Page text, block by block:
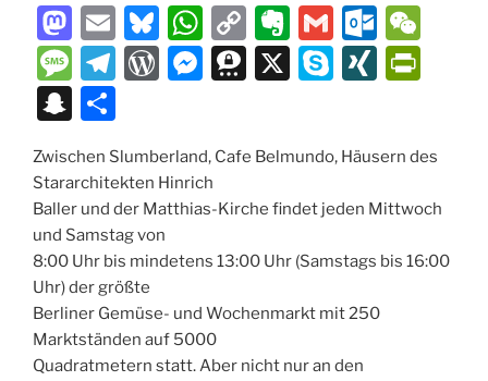
M
a
st
o
d
o
n
E
m
ai
Bl
u
e
k
y
W
h
at
A
p
C
o
p
Li
n
E
v
er
ot
e
G
m
ai
O
ut
lo
k.
c
m
at
M
e
ss
a
g
e
T
gr
a
m
W
P
re
ss
M
e
n
er
T
e
m
X
S
p
e
XI
Fr
ie
dl
S
a
p
c
h
at
le
n
Zwischen Slumberland, Cafe Belmundo, Häusern des
Stararchitekten Hinrich
Baller und der Matthias-Kirche findet jeden Mittwoch
und Samstag von
8:00 Uhr bis mindetens 13:00 Uhr (Samstags bis 16:00
Uhr) der größte
Berliner Gemüse- und Wochenmarkt mit 250
Marktständen auf 5000
Quadratmetern statt.Aber nicht nur an den